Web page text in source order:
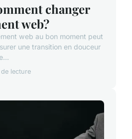
changer
web?
web au bon moment peut
une transition en douceur
lecture